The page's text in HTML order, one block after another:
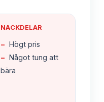
NACKDELAR
− Högt pris
− Något tung att
bära